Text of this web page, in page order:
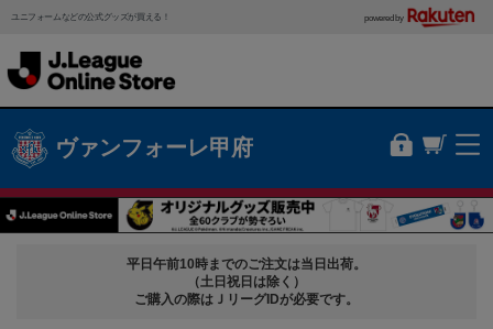
ユニフォームなどの公式グッズが買える！ powered by
ヴァンフォーレ甲府
平日午前10時までのご注文は当日出荷。
（土日祝日は除く）
ご購入の際はＪリーグIDが必要です。